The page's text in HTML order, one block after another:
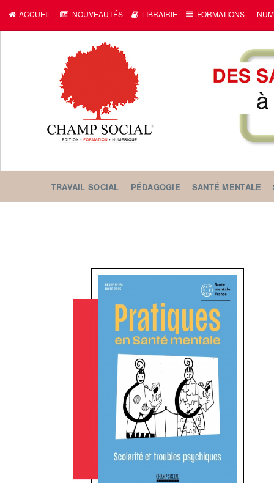
ACCUEIL NOUVEAUTÉS LIBRAIRIE FORMATIONS
TRAVAIL SOCIAL PÉDAGOGIE SANTÉ MENTALE